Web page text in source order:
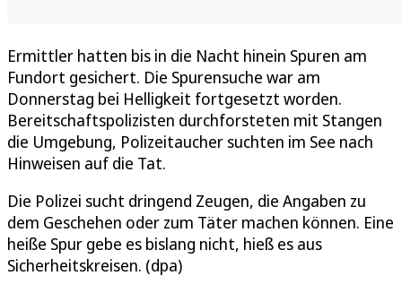
Ermittler hatten bis in die Nacht hinein Spuren am
Fundort gesichert. Die Spurensuche war am
Donnerstag bei Helligkeit fortgesetzt worden.
Bereitschaftspolizisten durchforsteten mit Stangen
die Umgebung, Polizeitaucher suchten im See nach
Hinweisen auf die Tat.
Die Polizei sucht dringend Zeugen, die Angaben zu
dem Geschehen oder zum Täter machen können. Eine
heiße Spur gebe es bislang nicht, hieß es aus
Sicherheitskreisen. (dpa)